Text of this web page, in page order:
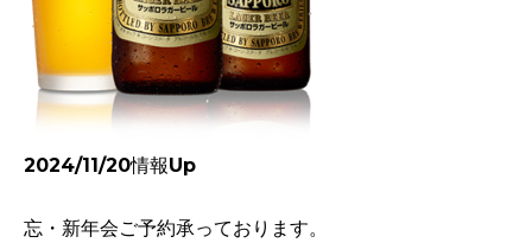
2024/11/20情報Up
忘・新年会ご予約承っております。